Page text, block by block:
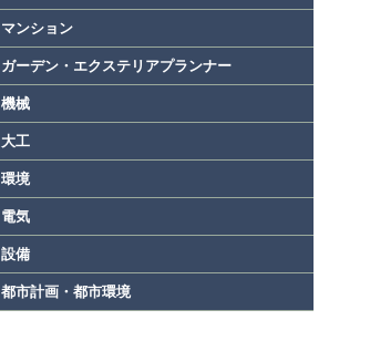
マンション
ガーデン・エクステリアプランナー
機械
大工
環境
電気
設備
都市計画・都市環境